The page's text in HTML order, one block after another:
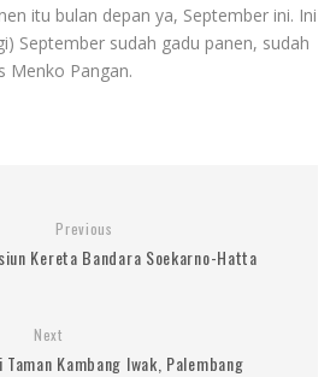
itu bulan depan ya, September ini. Ini
September sudah gadu panen, sudah
Menko Pangan.
Previous
Kereta Bandara Soekarno-Hatta
Next
Kambang Iwak, Palembang